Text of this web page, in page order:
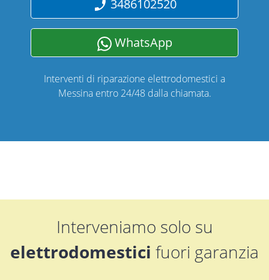
3486102520
WhatsApp
Interventi di riparazione elettrodomestici a
Messina entro 24/48 dalla chiamata.
Interveniamo solo su
elettrodomestici fuori garanzia